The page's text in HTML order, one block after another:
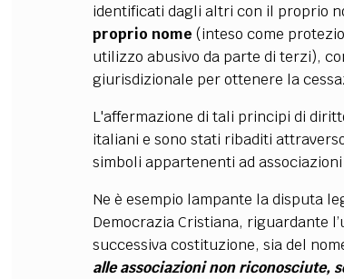
identificati dagli altri con il proprio
proprio nome (inteso come
utilizzo abusivo da parte di terzi),
giurisdizionale per ottenere la
L'affermazione di tali principi di
italiani e sono stati ribaditi
simboli appartenenti ad
Ne è esempio lampante la disputa
Democrazia Cristiana, riguardante
successiva costituzione, sia del
alle associazioni non riconosciute,